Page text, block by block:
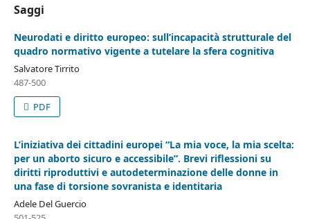
Saggi
Neurodati e diritto europeo: sull’incapacità strutturale del
quadro normativo vigente a tutelare la sfera cognitiva
Salvatore Tirrito
487-500
PDF
L’iniziativa dei cittadini europei “La mia voce, la mia scelta:
per un aborto sicuro e accessibile”. Brevi riflessioni su
diritti riproduttivi e autodeterminazione delle donne in
una fase di torsione sovranista e identitaria
Adele Del Guercio